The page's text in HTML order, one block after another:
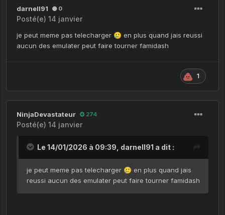
darnell91 0
Posté(e) 14 janvier
je peut meme pas telecharger 🥲 en plus quand jais reussi
aucun des emulater peut faire tourner famidash
1
NinjaDevastateur 274
Posté(e) 14 janvier
Le 14/01/2026 à 09:39, darnell91 a dit :
je peut meme pas telecharger 🥲 en plus quand jais
reussi aucun des emulater peut faire tourner famidash